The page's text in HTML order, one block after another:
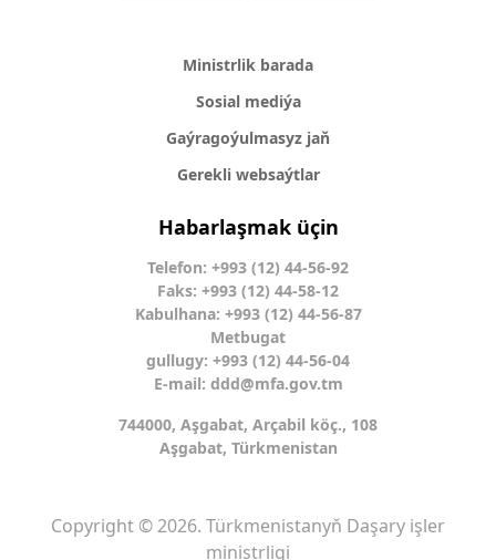
Ministrlik barada
Sosial mediýa
Gaýragoýulmasyz jaň
Gerekli websaýtlar
Habarlaşmak üçin
Telefon: +993 (12) 44-56-92
Faks: +993 (12) 44-58-12
Kabulhana: +993 (12) 44-56-87
Metbugat
gullugy: +993 (12) 44-56-04
E-mail: ddd@mfa.gov.tm
744000, Aşgabat, Arçabil köç., 108
Aşgabat, Türkmenistan
Copyright © 2026. Türkmenistanyň Daşary işler
ministrligi